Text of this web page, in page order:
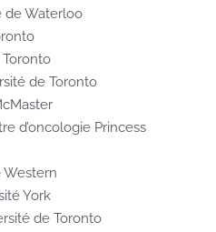
de Waterloo
de Toronto
d’oncologie Princess
Western
York
de Toronto